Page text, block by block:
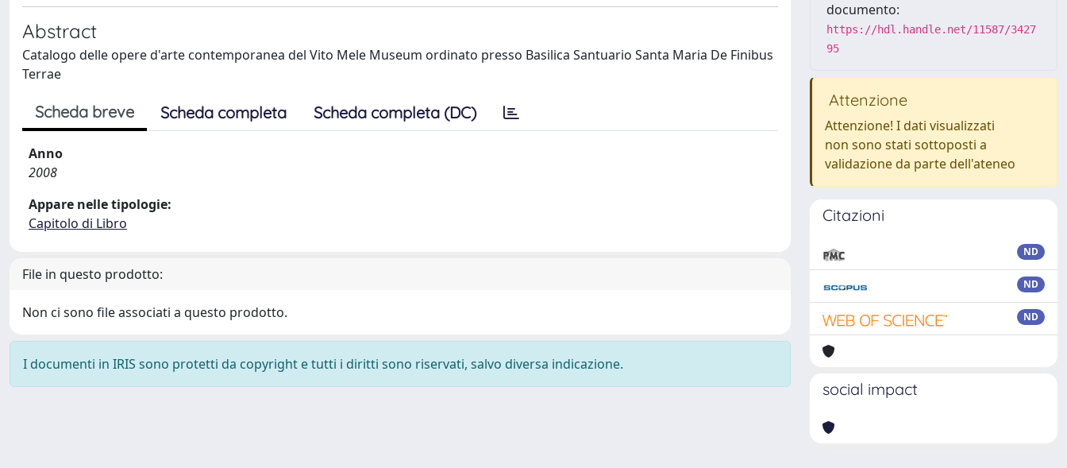
Abstract
Catalogo delle opere d'arte contemporanea del Vito Mele Museum ordinato presso Basilica Santuario Santa Maria De Finibus
Terrae
Scheda breve Scheda completa Scheda completa (DC)
Anno
2008
Appare nelle tipologie:
Capitolo di Libro
File in questo prodotto:
Non ci sono file associati a questo prodotto.
I documenti in IRIS sono protetti da copyright e tutti i diritti sono riservati, salvo diversa indicazione.
documento:
https://hdl.handle.net/11587/3427
95
Attenzione
Attenzione! I dati visualizzati
non sono stati sottoposti a
validazione da parte dell'ateneo
Citazioni
ND
ND
ND
social impact